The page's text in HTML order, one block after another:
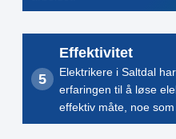
Effektivitet
Elektrikere i Saltdal
erfaringen til å løse
effektiv måte, noe